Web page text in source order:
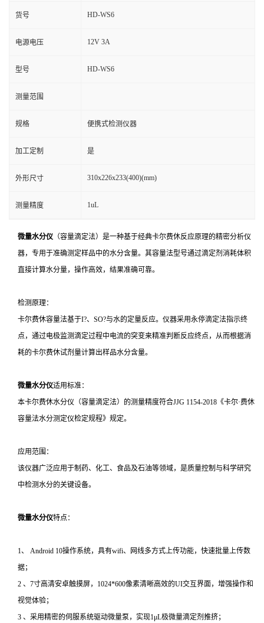
货号 HD-WS6
电源电压 12V 3A
型号 HD-WS6
测量范围
规格 便携式检测仪器
加工定制 是
外形尺寸 310x226x233(400)(mm)
测量精度 1uL
微量水分仪 （容量滴定法）是一种基于经典卡尔费休反应原理的精密分析仪
器，专用于准确测定样品中的水分含量。其容量法型号通过滴定剂消耗体积
直接计算水分量，操作高效，结果准确可靠。
检测原理：
卡尔费休容量法基于I?、SO?与水的定量反应。仪器采用永停滴定法指示终
点，通过电极监测滴定过程中电流的突变来精准判断反应终点，从而根据消
耗的卡尔费休试剂量计算出样品水分含量。
微量水分仪适用标准：
本卡尔费休水分仪（容量滴定法）的测量精度符合JJG 1154-2018《卡尔·费休
容量法水分测定仪检定规程》规定。
应用范围：
该仪器广泛应用于制药、化工、食品及石油等领域，是质量控制与科学研究
中检测水分的关键设备。
微量水分仪特点：
1、 Android 10操作系统，具有wifi、网线多方式上传功能，快速批量上传数
据；
2 、7寸高清安卓触摸屏，1024*600像素清晰高效的UI交互界面，增强操作和
视觉体验；
3 、采用精密的伺服系统驱动微量泵，实现1μL极微量滴定剂推挤；